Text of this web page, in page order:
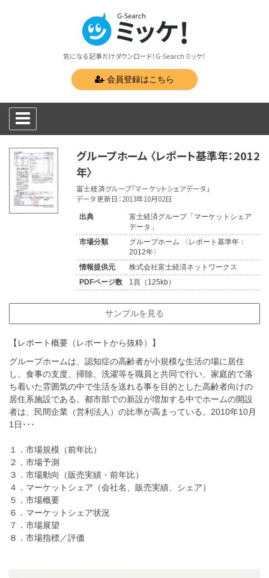
気になる記事だけダウンロード！G-Search ミッケ！
会員登録はこちら
グループホーム 〈レポート基準年：2012
年〉
富士経済グループ「マーケットシェアデータ」
データ更新日：2013年10月02日
出典
富士経済グループ「マーケットシェア
データ」
市場分類
グループホーム 〈レポート基準年：
2012年〉
情報提供元
株式会社富士経済ネットワークス
PDFページ数
1頁（125kb）
サンプルを見る
【レポート概要（レポートから抜粋）】
グループホームは、認知症の高齢者が小規模な生活の場に居住
し、食事の支度、掃除、洗濯等を職員と共同で行い、家庭的で落
ち着いた雰囲気の中で生活を送れる事を目的とした高齢者向けの
居住系施設である。都市部での新設が増加する中でホームの開設
者は、民間企業（営利法人）の比率が高まっている。2010年10月
1日･･･
１．市場規模（前年比）
２．市場予測
３．市場動向（販売実績・前年比）
４．マーケットシェア（会社名、販売実績、シェア）
５．市場概要
６．マーケットシェア状況
７．市場展望
８．市場指標／評価